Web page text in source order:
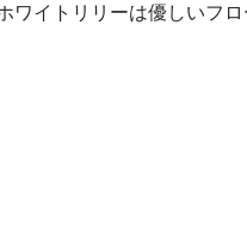
ワイトリリーは優しいフロ